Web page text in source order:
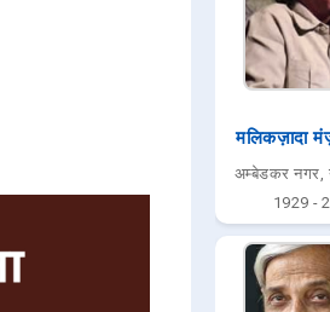
मलिकज़ादा
अम्बेडकर नगर,
1929 -